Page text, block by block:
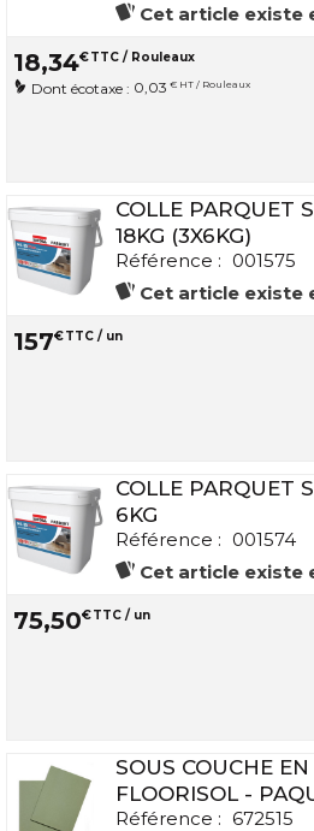
Cet article existe
18,34€TTC / Rouleaux
Dont écotaxe : 0,03 € HT / Rouleaux
COLLE PARQUET
18KG (3X6KG)
Référence : 001575
Cet article existe
157€TTC / un
COLLE PARQUET
6KG
Référence : 001574
Cet article existe
75,50€TTC / un
SOUS COUCHE
FLOORISOL -
Référence : 672515